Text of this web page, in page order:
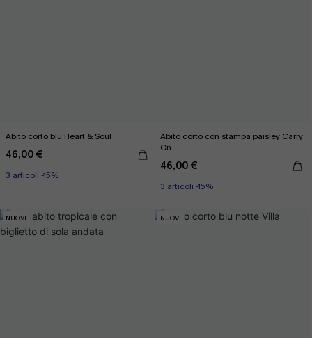
Abito corto blu Heart & Soul
46,00 €
3 articoli -15%
Abito corto con stampa paisley Carry
On
46,00 €
3 articoli -15%
NUOVI NUOVI